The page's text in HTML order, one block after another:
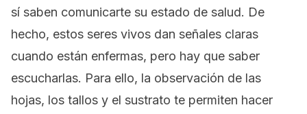
sí saben comunicarte su estado de salud. De
hecho, estos seres vivos dan señales claras
cuando están enfermas, pero hay que saber
escucharlas. Para ello, la observación de las
hojas, los tallos y el sustrato te permiten hacer